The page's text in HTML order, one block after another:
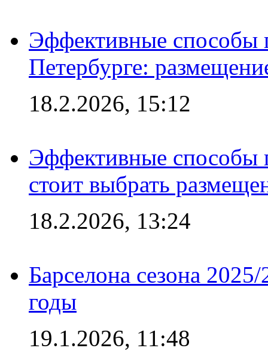
Эффективные способы
Петербурге:
18.2.2026, 15:12
Эффективные способы
стоит выбрать
18.2.2026, 13:24
Барселона сезона
годы
19.1.2026, 11:48